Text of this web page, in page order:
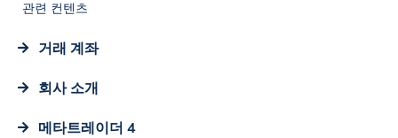
관련 컨텐츠
거래 계좌
회사 소개
메타트레이더 4